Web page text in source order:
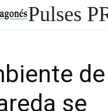
Pulses
se